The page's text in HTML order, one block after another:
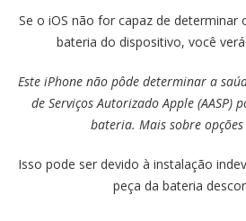
Se o iOS não for capaz de determinar
bateria do dispositivo, você
Este iPhone não pôde determinar a
de Serviços Autorizado Apple (AASP)
bateria. Mais sobre
Isso pode ser devido à instalação
peça da bateria